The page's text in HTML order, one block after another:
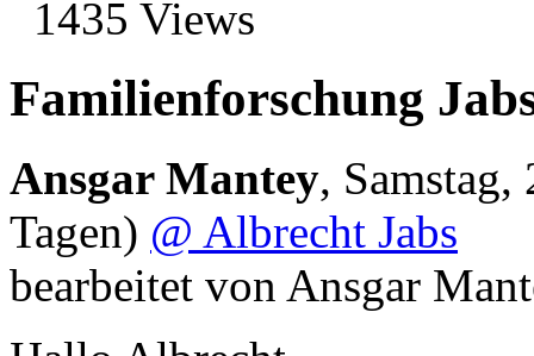
1435 Views
Familienforschung
Ansgar Mantey,
Tagen) @ Albrecht Jabs
bearbeitet von Ansgar